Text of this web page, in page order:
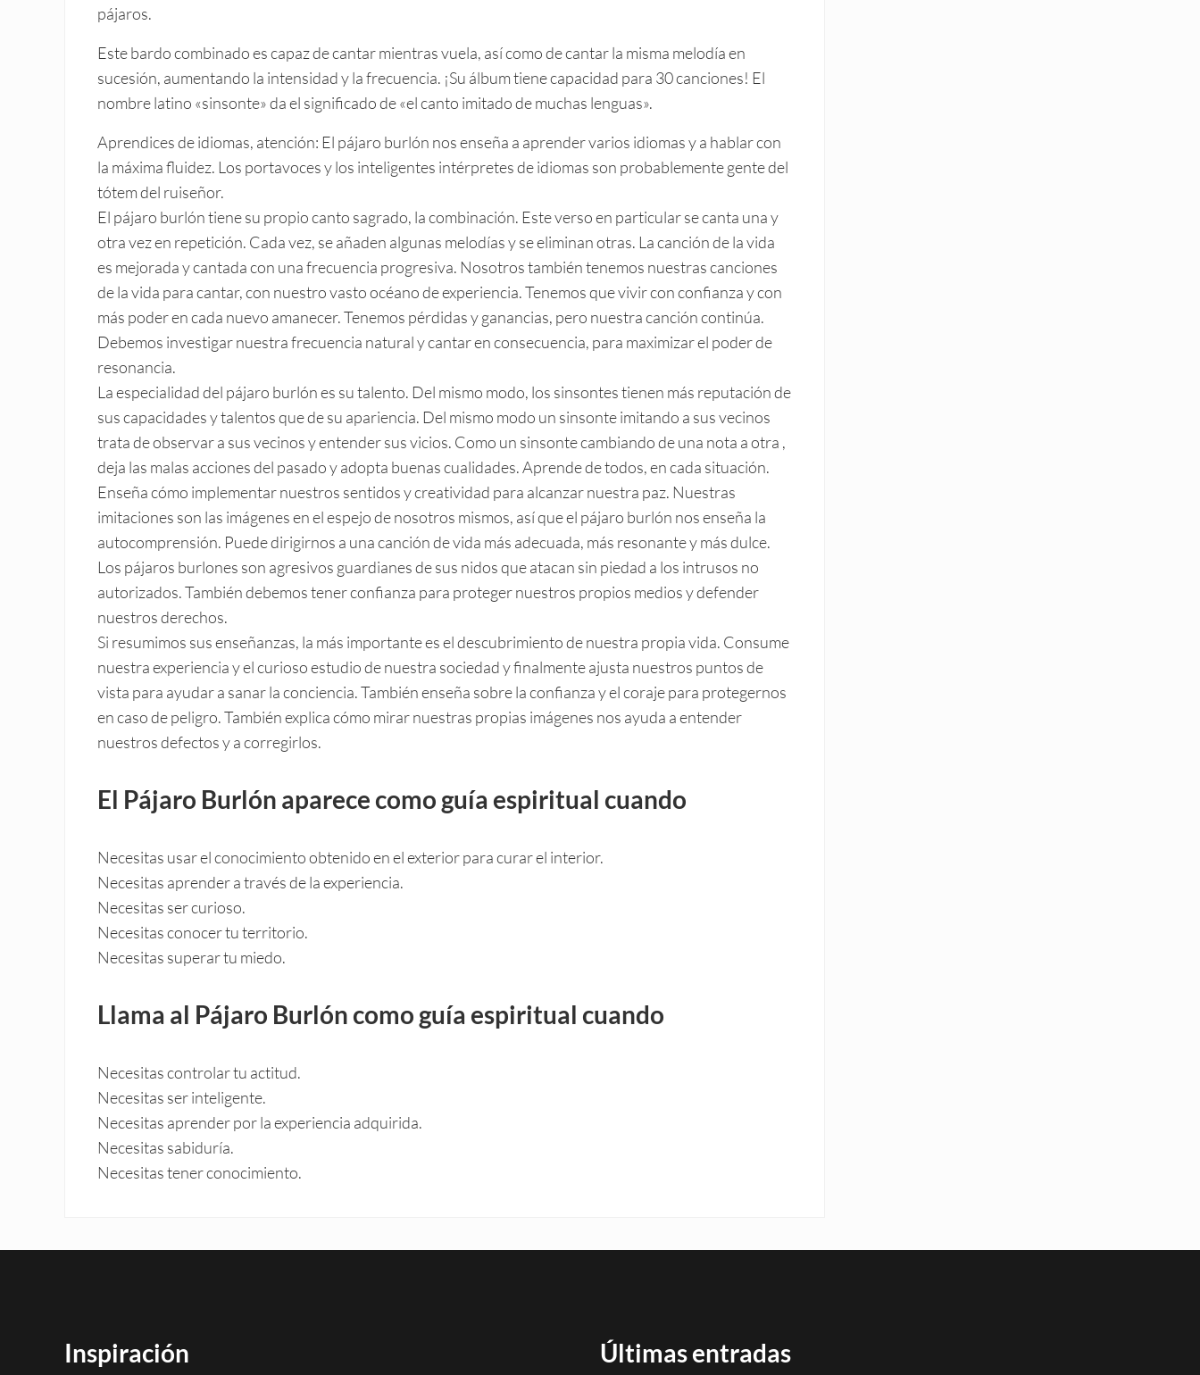
pájaros.
Este bardo combinado es capaz de cantar mientras vuela, así como de cantar la misma melodía en
sucesión, aumentando la intensidad y la frecuencia. ¡Su álbum tiene capacidad para 30 canciones! El
nombre latino «sinsonte» da el significado de «el canto imitado de muchas lenguas».
Aprendices de idiomas, atención: El pájaro burlón nos enseña a aprender varios idiomas y a hablar con
la máxima fluidez. Los portavoces y los inteligentes intérpretes de idiomas son probablemente gente del
tótem del ruiseñor.
El pájaro burlón tiene su propio canto sagrado, la combinación. Este verso en particular se canta una y
otra vez en repetición. Cada vez, se añaden algunas melodías y se eliminan otras. La canción de la vida
es mejorada y cantada con una frecuencia progresiva. Nosotros también tenemos nuestras canciones
de la vida para cantar, con nuestro vasto océano de experiencia. Tenemos que vivir con confianza y con
más poder en cada nuevo amanecer. Tenemos pérdidas y ganancias, pero nuestra canción continúa.
Debemos investigar nuestra frecuencia natural y cantar en consecuencia, para maximizar el poder de
resonancia.
La especialidad del pájaro burlón es su talento. Del mismo modo, los sinsontes tienen más reputación de
sus capacidades y talentos que de su apariencia. Del mismo modo un sinsonte imitando a sus vecinos
trata de observar a sus vecinos y entender sus vicios. Como un sinsonte cambiando de una nota a otra ,
deja las malas acciones del pasado y adopta buenas cualidades. Aprende de todos, en cada situación.
Enseña cómo implementar nuestros sentidos y creatividad para alcanzar nuestra paz. Nuestras
imitaciones son las imágenes en el espejo de nosotros mismos, así que el pájaro burlón nos enseña la
autocomprensión. Puede dirigirnos a una canción de vida más adecuada, más resonante y más dulce.
Los pájaros burlones son agresivos guardianes de sus nidos que atacan sin piedad a los intrusos no
autorizados. También debemos tener confianza para proteger nuestros propios medios y defender
nuestros derechos.
Si resumimos sus enseñanzas, la más importante es el descubrimiento de nuestra propia vida. Consume
nuestra experiencia y el curioso estudio de nuestra sociedad y finalmente ajusta nuestros puntos de
vista para ayudar a sanar la conciencia. También enseña sobre la confianza y el coraje para protegernos
en caso de peligro. También explica cómo mirar nuestras propias imágenes nos ayuda a entender
nuestros defectos y a corregirlos.
El Pájaro Burlón aparece como guía espiritual cuando
Necesitas usar el conocimiento obtenido en el exterior para curar el interior.
Necesitas aprender a través de la experiencia.
Necesitas ser curioso.
Necesitas conocer tu territorio.
Necesitas superar tu miedo.
Llama al Pájaro Burlón como guía espiritual cuando
Necesitas controlar tu actitud.
Necesitas ser inteligente.
Necesitas aprender por la experiencia adquirida.
Necesitas sabiduría.
Necesitas tener conocimiento.
Inspiración Últimas entradas